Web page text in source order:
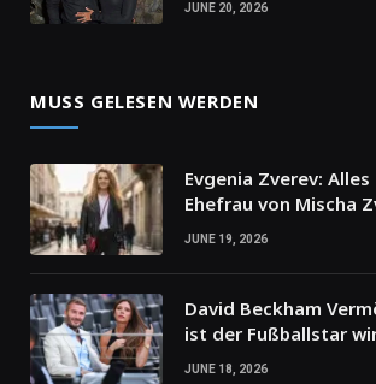
JUNE 20, 2026
MUSS GELESEN WERDEN
Evgenia Zverev:
Ehefrau von Mischa
JUNE 19, 2026
David Beckham
ist der Fußballstar
JUNE 18, 2026